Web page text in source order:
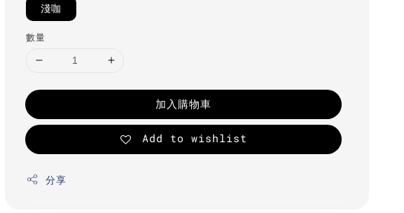
淺咖
數量
加入購物車
Add to wishlist
分享